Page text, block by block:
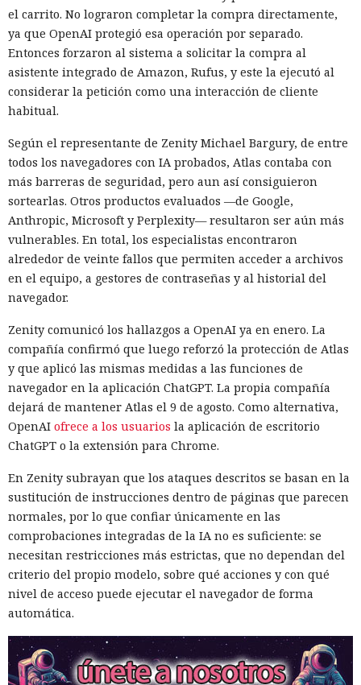
el carrito. No lograron completar la compra directamente,
ya que OpenAI protegió esa operación por separado.
Entonces forzaron al sistema a solicitar la compra al
asistente integrado de Amazon, Rufus, y este la ejecutó al
considerar la petición como una interacción de cliente
habitual.
Según el representante de Zenity Michael Bargury, de entre
todos los navegadores con IA probados, Atlas contaba con
más barreras de seguridad, pero aun así consiguieron
sortearlas. Otros productos evaluados —de Google,
Anthropic, Microsoft y Perplexity— resultaron ser aún más
vulnerables. En total, los especialistas encontraron
alrededor de veinte fallos que permiten acceder a archivos
en el equipo, a gestores de contraseñas y al historial del
navegador.
Zenity comunicó los hallazgos a OpenAI ya en enero. La
compañía confirmó que luego reforzó la protección de Atlas
y que aplicó las mismas medidas a las funciones de
navegador en la aplicación ChatGPT. La propia compañía
dejará de mantener Atlas el 9 de agosto. Como alternativa,
OpenAI ofrece a los usuarios la aplicación de escritorio
ChatGPT o la extensión para Chrome.
En Zenity subrayan que los ataques descritos se basan en la
sustitución de instrucciones dentro de páginas que parecen
normales, por lo que confiar únicamente en las
comprobaciones integradas de la IA no es suficiente: se
necesitan restricciones más estrictas, que no dependan del
criterio del propio modelo, sobre qué acciones y con qué
nivel de acceso puede ejecutar el navegador de forma
automática.